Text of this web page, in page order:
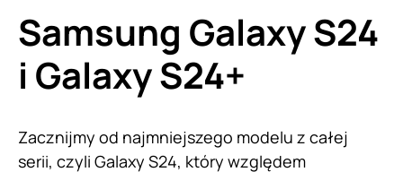
Samsung Galaxy S24
i Galaxy S24+
Zacznijmy od najmniejszego modelu z całej
serii, czyli Galaxy S24, który względem